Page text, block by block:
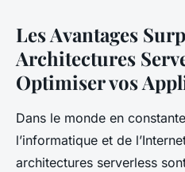
Les Avantages
Architectures
Optimiser vos
Dans le monde en
l’informatique et de
architectures serverless